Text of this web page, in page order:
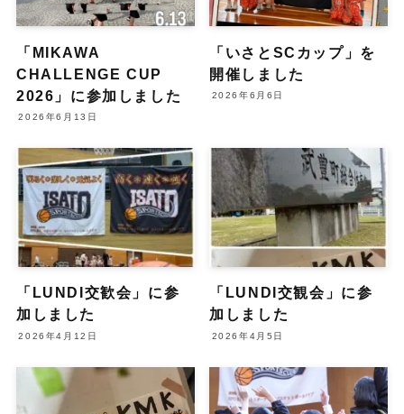
「MIKAWA
CHALLENGE CUP
2026」に参加しました
2026年6月13日
「いさとSCカップ」を
開催しました
2026年6月6日
「LUNDI交歓会」に参
加しました
2026年4月12日
「LUNDI交観会」に参
加しました
2026年4月5日